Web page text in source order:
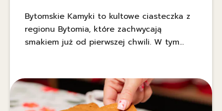
Bytomskie Kamyki to kultowe ciasteczka z
regionu Bytomia, które zachwycają
smakiem już od pierwszej chwili. W tym
przygotowania.